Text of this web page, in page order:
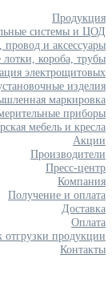
Продукция
системы и ЦОД
провод и аксессуары
лотки, короба, трубы
электрощитовых
изделия
маркировка
приборы
мебель и кресла
Акции
Производители
Пресс-центр
Компания
Получение и оплата
Доставка
Оплата
отгрузки продукции
Контакты